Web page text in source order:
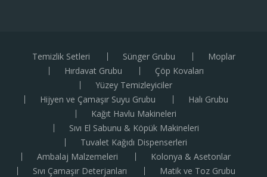
Temizlik Setleri Sünger Grubu
Moplar
Hırdavat Grubu
Çöp Kovaları
Yüzey Temizleyiciler
Hijyen ve Çamaşır Suyu Grubu
Halı Grubu
Kağıt Havlu Makineleri
Sıvı El Sabunu & Köpük Makineleri
Tuvalet Kağıdı Dispenserleri
Ambalaj Malzemeleri
Kolonya & Asetonlar
Sıvı Çamaşır Deterjanları
Matik ve Toz Grubu